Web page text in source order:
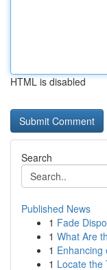
HTML is disabled
Search
Published News
1 Fade
1 What Are
1 Enhancing
1 Locate the